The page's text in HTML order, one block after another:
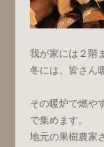
我が家には２階
冬には、皆さん
その暖炉で燃や
で集めます。
地元の果樹農家